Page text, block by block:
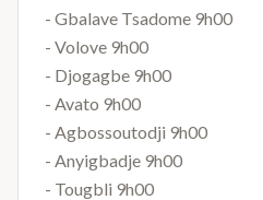
- Gbalave Tsadome 9h00
- Volove 9h00
- Djogagbe 9h00
- Avato 9h00
- Agbossoutodji 9h00
- Anyigbadje 9h00
- Tougbli 9h00